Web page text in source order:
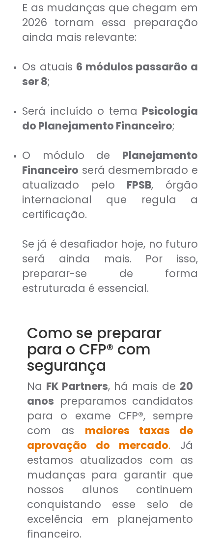
E as mudanças que chegam em
2026 tornam essa preparação
ainda mais relevante:
Os atuais 6 módulos passarão a
ser 8;
Será incluído o tema Psicologia
do Planejamento Financeiro;
O módulo de Planejamento
Financeiro será desmembrado e
atualizado pelo FPSB, órgão
internacional que regula a
certificação.
Se já é desafiador hoje, no futuro
será ainda mais. Por isso,
preparar-se de forma
estruturada é essencial.
Como se preparar
para o CFP® com
segurança
Na FK Partners, há mais de 20
anos preparamos candidatos
para o exame CFP®, sempre
com as
maiores taxas de
aprovação do mercado. Já
estamos atualizados com as
mudanças para garantir que
nossos alunos continuem
conquistando esse selo de
excelência em planejamento
financeiro.